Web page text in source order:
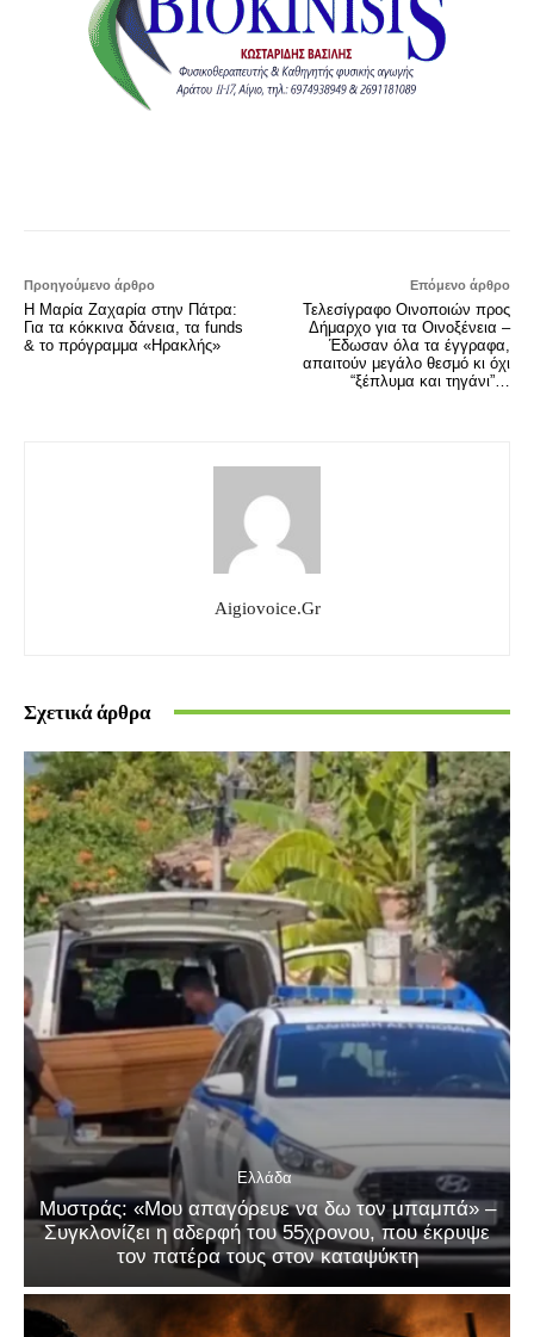
Προηγούμενο άρθρο
Η Μαρία Ζαχαρία στην Πάτρα:
Για τα κόκκινα δάνεια, τα funds
& το πρόγραμμα «Ηρακλής»
Επόμενο άρθρο
Τελεσίγραφο Οινοποιών προς
Δήμαρχο για τα Οινοξένεια –
Έδωσαν όλα τα έγγραφα,
απαιτούν μεγάλο θεσμό κι όχι
“ξέπλυμα και τηγάνι”…
Aigiovoice.gr
Σχετικά άρθρα
Ελλάδα
Μυστράς: «Μου απαγόρευε να δω τον μπαμπά» –
Συγκλονίζει η αδερφή του 55χρονου, που έκρυψε
τον πατέρα τους στον καταψύκτη